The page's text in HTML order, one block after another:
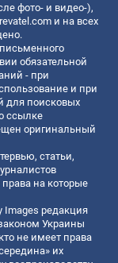
фото- и видео-),
и на всех
обязательной
- при
и при
для поисковых
ссылке
оригинальный
статьи,
на которые
Images редакция
Украины
не имеет права
их